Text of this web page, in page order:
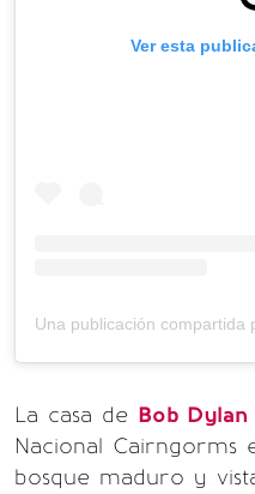
Ver esta
La casa de Bob Dylan
Nacional Cairngorms
bosque maduro y